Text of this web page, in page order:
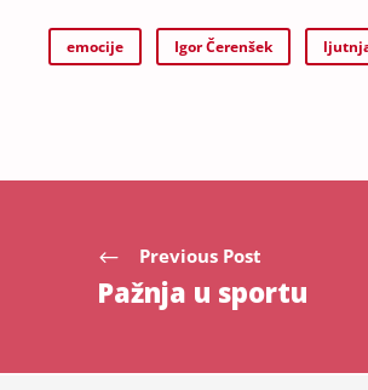
emocije Igor Čerenšek
Previous Post
Pažnja u sportu